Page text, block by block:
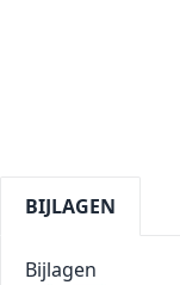
BIJLAGEN
Bijlagen